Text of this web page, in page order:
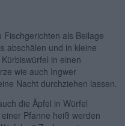
Fischgerichten als Beilage
abschälen und in kleine
in einen
wie auch Ingwer
Nacht durchziehen lassen.
die Äpfel in Würfel
Pfanne heiß werden